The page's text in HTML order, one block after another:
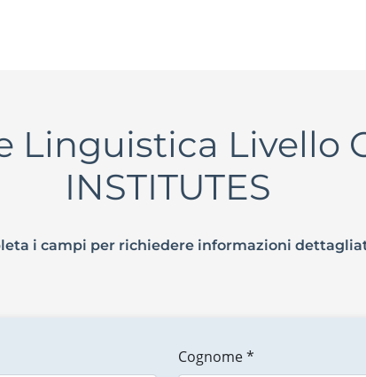
Linguistica Livello
INSTITUTES
i campi per richiedere informazioni
Cognome *